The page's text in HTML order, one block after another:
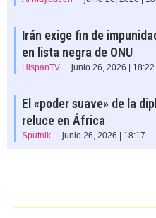
Irán exige fin de
en lista negra de ONU
HispanTV junio 26, 2026 | 18:22
El «poder suave» de la
reluce en África
Sputnik junio 26, 2026 | 18:17